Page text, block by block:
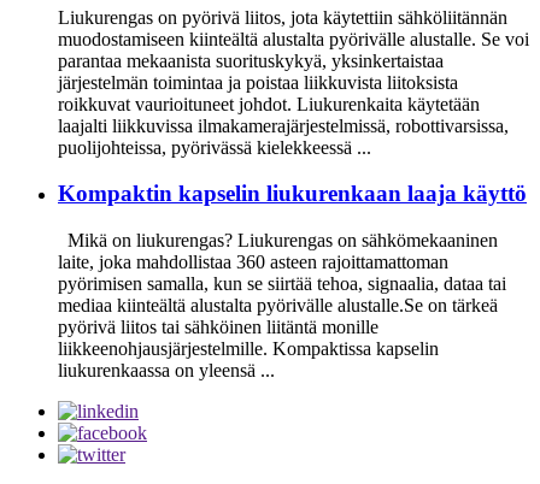
Liukurengas on pyörivä liitos, jota käytettiin sähköliitännän
muodostamiseen kiinteältä alustalta pyörivälle alustalle. Se voi
parantaa mekaanista suorituskykyä, yksinkertaistaa
järjestelmän toimintaa ja poistaa liikkuvista liitoksista
roikkuvat vaurioituneet johdot. Liukurenkaita käytetään
laajalti liikkuvissa ilmakamerajärjestelmissä, robottivarsissa,
puolijohteissa, pyörivässä kielekkeessä ...
Kompaktin kapselin liukurenkaan laaja käyttö
Mikä on liukurengas? Liukurengas on sähkömekaaninen
laite, joka mahdollistaa 360 asteen rajoittamattoman
pyörimisen samalla, kun se siirtää tehoa, signaalia, dataa tai
mediaa kiinteältä alustalta pyörivälle alustalle.Se on tärkeä
pyörivä liitos tai sähköinen liitäntä monille
liikkeenohjausjärjestelmille. Kompaktissa kapselin
liukurenkaassa on yleensä ...